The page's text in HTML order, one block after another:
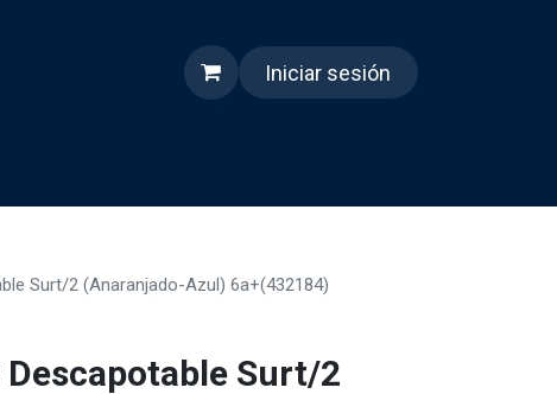
Iniciar sesión
Surt/2 (Anaranjado-Azul) 6a+(432184)
Descapotable Surt/2